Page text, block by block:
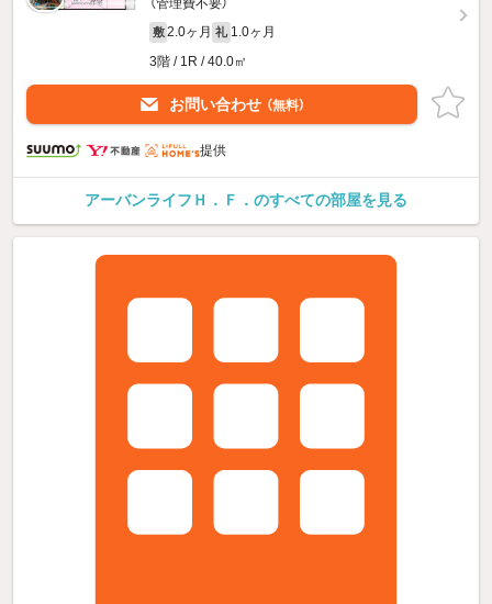
（管理費不要）
敷 2.0ヶ月 礼 1.0ヶ月
3階 / 1R / 40.0㎡
お問い合わせ （無料）
提供
アーバンライフＨ．Ｆ．のすべての部屋を見る